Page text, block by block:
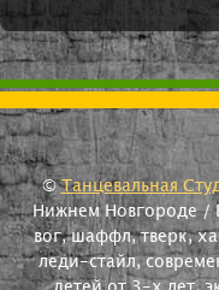
©Танцевальная
Нижнем Новгороде /
вог, шаффл, тверк,
леди-стайл,